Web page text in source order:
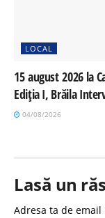
LOCAL
15 august 2026 la
Ediția I, Brăila
04/08/2026
Lasă un
Adresa ta de